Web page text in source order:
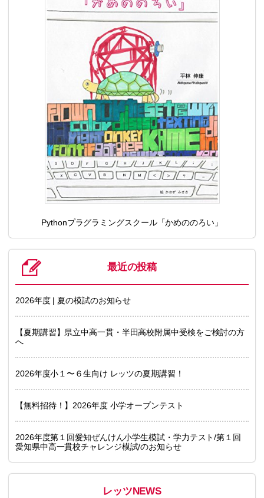
Pythonプラグラミングスクール「かめののろい」
最近の投稿
2026年度 | 夏の模試のお知らせ
【夏期講習】県立中高一貫・半田高校附属中受検をご検討の方
へ
2026年度小１〜６生向け レッツの夏期講習！
【無料招待！】2026年度 小学オープンテスト
2026年度第１回愛知ぜんけん小学生模試・学力テスト/第１回
愛知県中高一貫校チャレンジ模試/のお知らせ
レッツNEWS